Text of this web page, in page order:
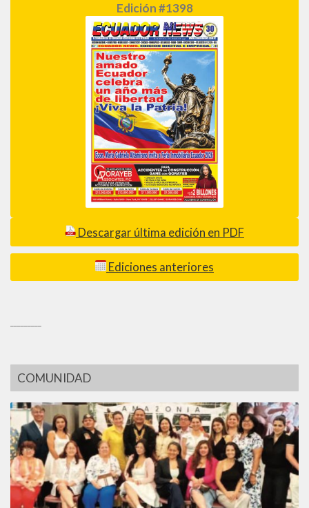
Edición #1398
Descargar última edición en PDF
Ediciones anteriores
COMUNIDAD